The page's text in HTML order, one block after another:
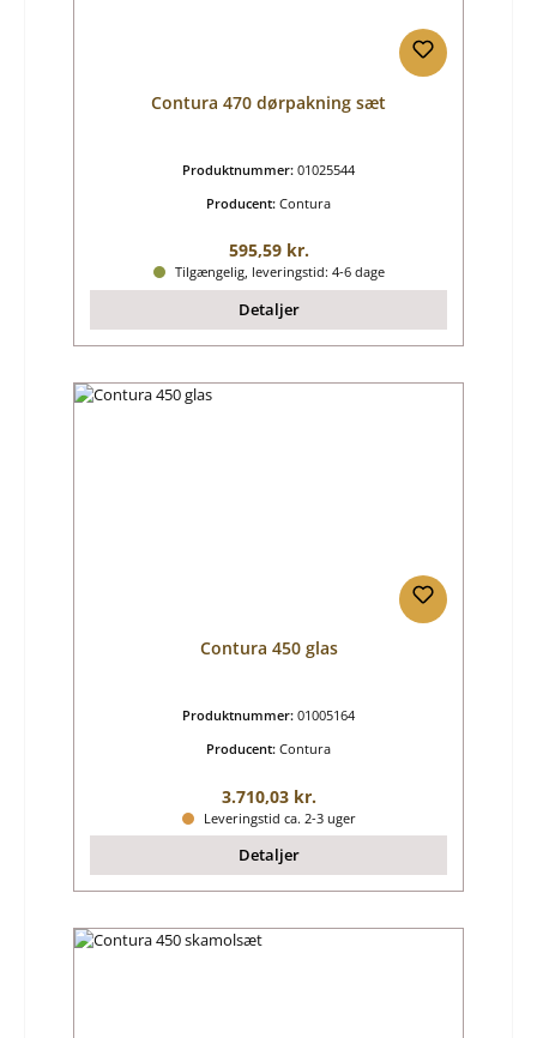
Contura 470 dørpakning sæt
Produktnummer: 01025544
Producent: Contura
Almindelig pris:
595,59 kr.
Tilgængelig, leveringstid: 4-6 dage
Detaljer
Contura 450 glas
Produktnummer: 01005164
Producent: Contura
Almindelig pris:
3.710,03 kr.
Leveringstid ca. 2-3 uger
Detaljer